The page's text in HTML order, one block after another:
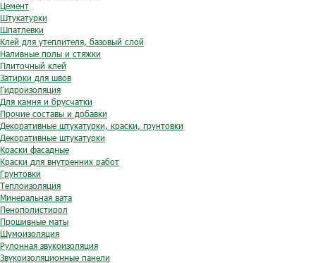
Цемент
Штукатурки
Шпатлевки
Клей для утеплителя, базовый слой
Наливные полы и стяжки
Плиточный клей
Затирки для швов
Гидроизоляция
Для камня и брусчатки
Прочие составы и добавки
Декоративные штукатурки, краски, грунтовки
Декоративные штукатурки
Краски фасадные
Краски для внутренних работ
Грунтовки
Теплоизоляция
Минеральная вата
Пенополистирол
Прошивные маты
Шумоизоляция
Рулонная звукоизоляция
Звукоизоляционные панели